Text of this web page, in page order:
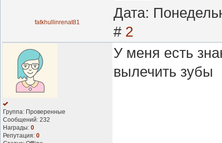
fatkhullinrenat81
Дата:
# 2
Группа: Проверенные
Сообщений: 232
Награды: 0
Репутация: 0
У меня есть
вылечить зубы